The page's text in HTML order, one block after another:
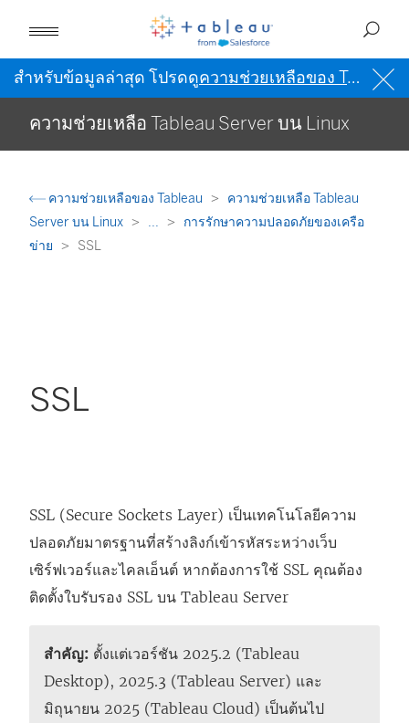
สำหรับข้อมูลล่าสุด โปรดดูความช่วยเหลือของ Tableau เป็นภาษาอังกฤษ (สหรัฐอเมริกา)
ความช่วยเหลือ Tableau Server บน Linux
ความช่วยเหลือของ Tableau
ความช่วยเหลือ Tableau
Server บน Linux
...
การรักษาความปลอดภัยของเครือ
ข่าย
SSL
SSL
SSL (Secure Sockets Layer) เป็นเทคโนโลยีความ
ปลอดภัยมาตรฐานที่สร้างลิงก์เข้ารหัสระหว่างเว็บ
เซิร์ฟเวอร์และไคลเอ็นต์ หากต้องการใช้ SSL คุณต้อง
ติดตั้งใบรับรอง SSL บน Tableau Server
สำคัญ: ตั้งแต่เวอร์ชัน 2025.2 (Tableau
Desktop), 2025.3 (Tableau Server) และ
มิถุนายน 2025 (Tableau Cloud) เป็นต้นไป